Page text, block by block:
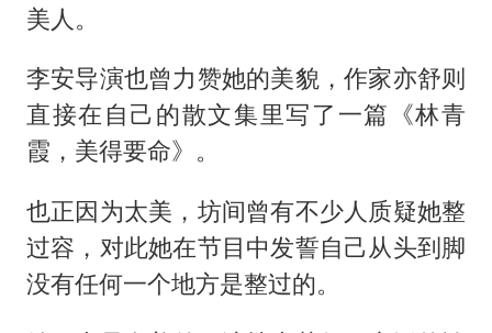
美人。
李安导演也曾力赞她的美貌，作家亦舒则
直接在自己的散文集里写了一篇《林青
霞，美得要命》。
也正因为太美，坊间曾有不少人质疑她整
过容，对此她在节目中发誓自己从头到脚
没有任何一个地方是整过的。